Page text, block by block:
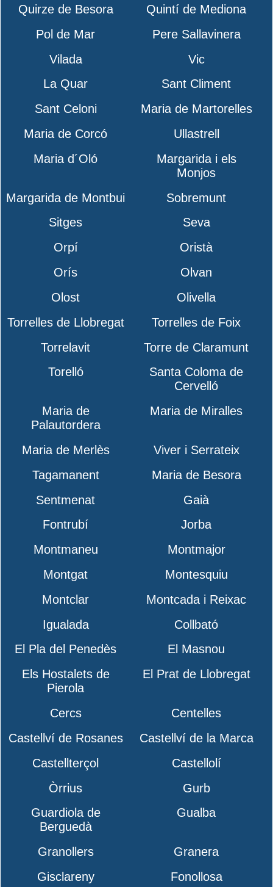
Quirze de Besora
Quintí de Mediona
Pol de Mar
Pere Sallavinera
Vilada
Vic
La Quar
Sant Climent
Sant Celoni
Maria de Martorelles
Maria de Corcó
Ullastrell
Maria d´Oló
Margarida i els
Monjos
Margarida de Montbui
Sobremunt
Sitges
Seva
Orpí
Oristà
Orís
Olvan
Olost
Olivella
Torrelles de Llobregat
Torrelles de Foix
Torrelavit
Torre de Claramunt
Torelló
Santa Coloma de
Cervelló
Maria de
Palautordera
Maria de Miralles
Maria de Merlès
Viver i Serrateix
Tagamanent
Maria de Besora
Sentmenat
Gaià
Fontrubí
Jorba
Montmaneu
Montmajor
Montgat
Montesquiu
Montclar
Montcada i Reixac
Igualada
Collbató
El Pla del Penedès
El Masnou
Els Hostalets de
Pierola
El Prat de Llobregat
Cercs
Centelles
Castellví de Rosanes
Castellví de la Marca
Castellterçol
Castellolí
Òrrius
Gurb
Guardiola de
Berguedà
Gualba
Granollers
Granera
Gisclareny
Fonollosa